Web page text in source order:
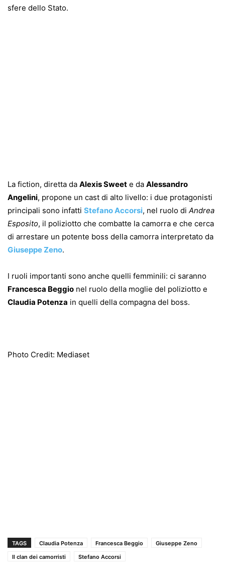
sfere dello Stato.
La fiction, diretta da Alexis Sweet e da Alessandro
Angelini, propone un cast di alto livello: i due protagonisti
principali sono infatti Stefano Accorsi, nel ruolo di Andrea
Esposito, il poliziotto che combatte la camorra e che cerca
di arrestare un potente boss della camorra interpretato da
Giuseppe Zeno.
I ruoli importanti sono anche quelli femminili: ci saranno
Francesca Beggio nel ruolo della moglie del poliziotto e
Claudia Potenza in quelli della compagna del boss.
Photo Credit: Mediaset
TAGS Claudia Potenza Francesca Beggio
Giuseppe Zeno
Il clan dei camorristi
Stefano Accorsi